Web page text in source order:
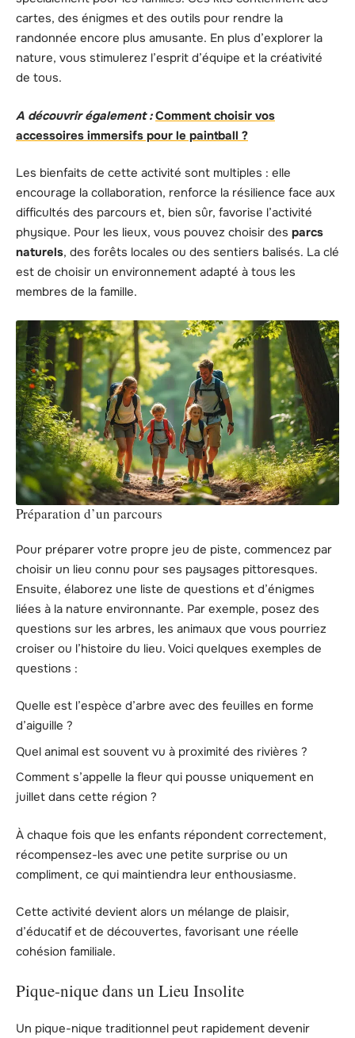
cartes, des énigmes et des outils pour rendre la
randonnée encore plus amusante. En plus d’explorer la
nature, vous stimulerez l’esprit d’équipe et la créativité
de tous.
A découvrir également : Comment choisir vos
accessoires immersifs pour le paintball ?
Les bienfaits de cette activité sont multiples : elle
encourage la collaboration, renforce la résilience face aux
difficultés des parcours et, bien sûr, favorise l’activité
physique. Pour les lieux, vous pouvez choisir des parcs
naturels, des forêts locales ou des sentiers balisés. La clé
est de choisir un environnement adapté à tous les
membres de la famille.
Préparation d’un parcours
Pour préparer votre propre jeu de piste, commencez par
choisir un lieu connu pour ses paysages pittoresques.
Ensuite, élaborez une liste de questions et d’énigmes
liées à la nature environnante. Par exemple, posez des
questions sur les arbres, les animaux que vous pourriez
croiser ou l’histoire du lieu. Voici quelques exemples de
questions :
Quelle est l’espèce d’arbre avec des feuilles en forme
d’aiguille ?
Quel animal est souvent vu à proximité des rivières ?
Comment s’appelle la fleur qui pousse uniquement en
juillet dans cette région ?
À chaque fois que les enfants répondent correctement,
récompensez-les avec une petite surprise ou un
compliment, ce qui maintiendra leur enthousiasme.
Cette activité devient alors un mélange de plaisir,
d’éducatif et de découvertes, favorisant une réelle
cohésion familiale.
Pique-nique dans un Lieu Insolite
Un pique-nique traditionnel peut rapidement devenir